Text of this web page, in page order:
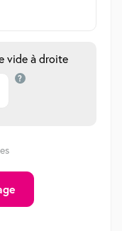
vide à droite
?